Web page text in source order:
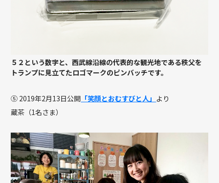
５２という数字と、西武線沿線の代表的な観光地である秩父を
トランプに見立てたロゴマークのピンバッチです。
⑤ 2019年2月13日公開 「笑顔とおむすびと人」 より
蔵茶（1名さま）